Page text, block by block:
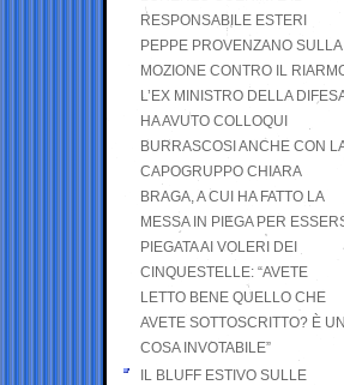
RESPONSABILE ESTERI
PEPPE PROVENZANO SULLA
MOZIONE CONTRO IL
L’EX MINISTRO DELLA
HA AVUTO COLLOQUI
BURRASCOSI ANCHE CON
CAPOGRUPPO CHIARA
BRAGA, A CUI HA FATTO LA
MESSA IN PIEGA PER
PIEGATA AI VOLERI DEI
CINQUESTELLE: “AVETE
LETTO BENE QUELLO CHE
AVETE SOTTOSCRITTO? È
COSA INVOTABILE”
IL BLUFF ESTIVO SULLE